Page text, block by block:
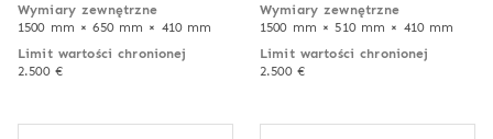
Wymiary zewnętrzne
1500 mm × 650 mm × 410 mm
Limit wartości chronionej
2.500 €
Wymiary zewnętrzne
1500 mm × 510 mm × 410 mm
Limit wartości chronionej
2.500 €